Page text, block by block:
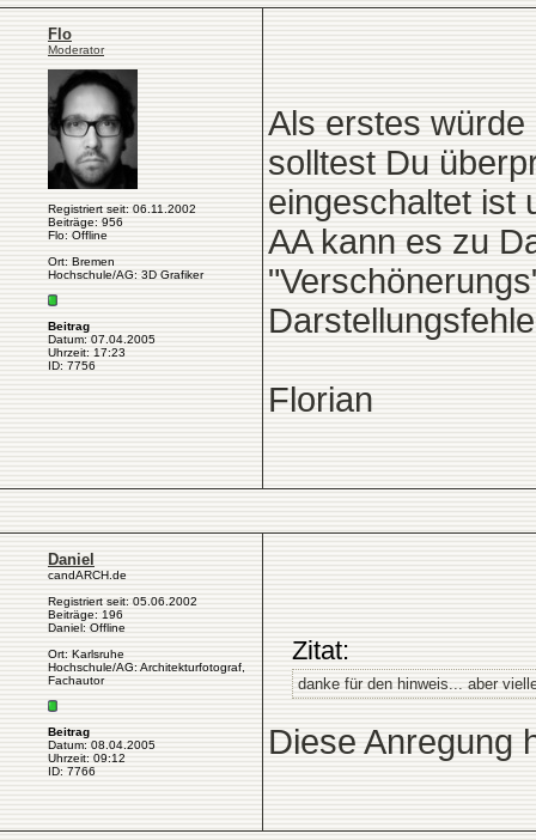
Flo
Moderator
Registriert seit: 06.11.2002
Beiträge: 956
Flo: Offline
Ort: Bremen
Hochschule/AG: 3D Grafiker
Beitrag
Datum: 07.04.2005
Uhrzeit: 17:23
ID: 7756
Als erstes würde
solltest Du
eingeschaltet ist
AA kann es zu
Florian
Daniel
candARCH.de
Registriert seit: 05.06.2002
Beiträge: 196
Daniel: Offline
Ort: Karlsruhe
Hochschule/AG: Architekturfotograf,
Fachautor
Beitrag
Datum: 08.04.2005
Uhrzeit: 09:12
ID: 7766
Zitat:
danke für den hinweis... aber
Diese Anregung